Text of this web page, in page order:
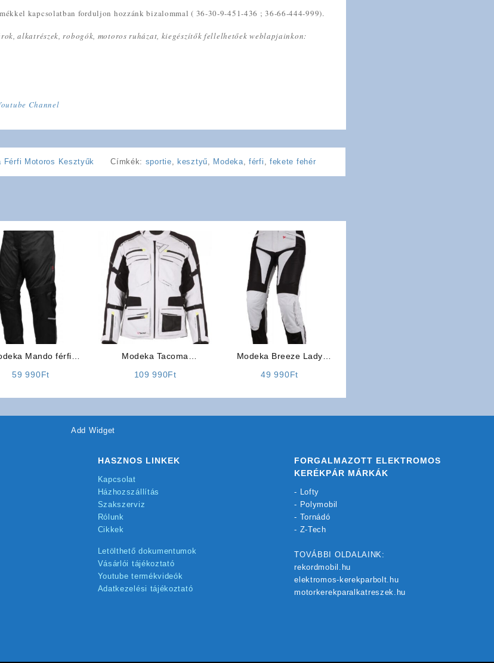
kapcsolatban forduljon hozzánk bizalommal ( 36-30-9-451-436 ; 36-66-444-999).
alkatrészek, robogók, motoros ruházat, kiegészítők fellelhetőek weblapjainkon:
Channel
Férfi Motoros Kesztyűk Címkék: sportie, kesztyű, Modeka,férfi , fekete fehér
Mando férfi
59 990Ft
Modeka Tacoma
109 990Ft
Modeka Breeze Lady
49 990Ft
Add Widget
HASZNOS LINKEK
Kapcsolat
Házhozszállítás
Szakszerviz
Rólunk
Cikkek
Letölthető dokumentumok
Vásárlói tájékoztató
Youtube termékvideók
Adatkezelési tájékoztató
FORGALMAZOTT ELEKTROMOS
KERÉKPÁR MÁRKÁK
- Lofty
- Polymobil
- Tornádó
- Z-Tech
TOVÁBBI OLDALAINK:
rekordmobil.hu
elektromos-kerekparbolt.hu
motorkerekparalkatreszek.hu